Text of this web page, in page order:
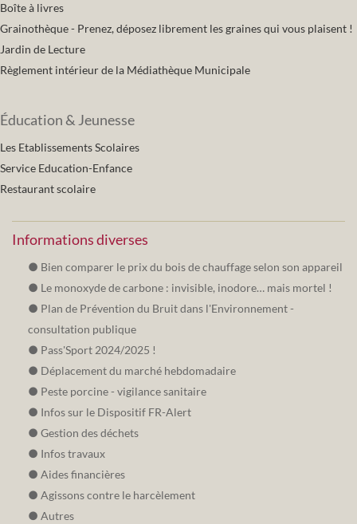
Boîte à livres
Grainothèque - Prenez, déposez librement les graines qui vous plaisent !
Jardin de Lecture
Règlement intérieur de la Médiathèque Municipale
Éducation & Jeunesse
Les Etablissements Scolaires
Service Education-Enfance
Restaurant scolaire
Informations diverses
Bien comparer le prix du bois de chauffage selon son appareil
Le monoxyde de carbone : invisible, inodore… mais mortel !
Plan de Prévention du Bruit dans l'Environnement -
consultation publique
Pass'Sport 2024/2025 !
Déplacement du marché hebdomadaire
Peste porcine - vigilance sanitaire
Infos sur le Dispositif FR-Alert
Gestion des déchets
Infos travaux
Aides financières
Agissons contre le harcèlement
Autres